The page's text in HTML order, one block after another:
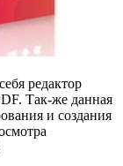
редактор
Так-же данная
и создания